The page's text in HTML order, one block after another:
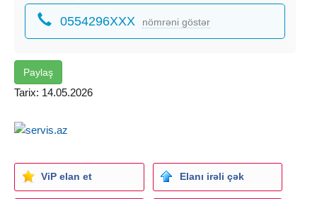
0554296XXX nömrəni göstər
Paylaş
Tarix: 14.05.2026
ViP elan et Elanı irəli çək